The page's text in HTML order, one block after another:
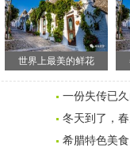
世界上最美的鲜花
一份失传已
冬天到了，
希腊特色美